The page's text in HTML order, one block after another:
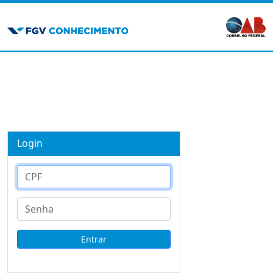
Login